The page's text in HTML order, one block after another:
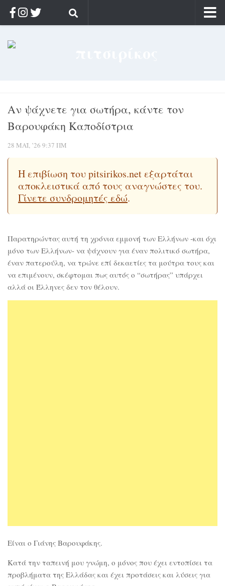
Ρίζα & Διάρκεια
Στοχασμοί & αποφθέγματα
Διαφήμιση
Μόνο για συνδρομητές
Log in
Αν ψάχνετε για σωτήρα, κάντε τον
Βαρουφάκη Καποδίστρια
28 ΜΆΙ, ’26 9:37 ΠΜ
Η επιβίωση του pitsirikos.net εξαρτάται
αποκλειστικά από τους αναγνώστες του.
Γίνετε συνδρομητές εδώ.
Παρατηρώντας αυτή τη χρόνια εμμονή των Ελλήνων -και όχι
μόνο των Ελλήνων- να ψάχνουν για έναν πολιτικό σωτήρα,
έναν πατερούλη, να τρώνε επί δεκαετίες τα μούτρα τους και
να επιμένουν, σκέφτομαι πως αυτός ο “σωτήρας” υπάρχει
αλλά οι Έλληνες δεν τον θέλουν.
Είναι ο Γιάνης Βαρουφάκης.
Κατά την ταπεινή μου γνώμη, ο μόνος που έχει εντοπίσει τα
προβλήματα της Ελλάδας και έχει προτάσεις και λύσεις για